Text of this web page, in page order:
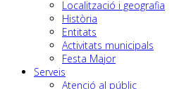
Localització i geografia
Història
Entitats
Activitats municipals
Festa Major
Serveis
Atenció al públic